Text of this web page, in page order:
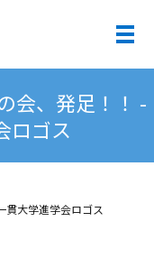
メ
会、発足！！ -
ロゴス
貫大学進学会ロゴス